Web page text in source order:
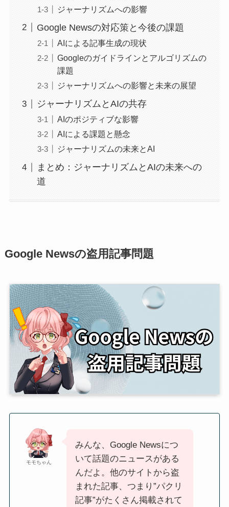
ジャーナリズムへの影響
Google Newsの対応策と今後の課題
AIによる記事生成の現状
Googleのガイドラインとアルゴリズムの
課題
ジャーナリズムへの影響と未来の展望
ジャーナリズムとAIの共存
AIのポジティブな影響
AIによる課題と懸念
ジャーナリズムの未来とAI
まとめ：ジャーナリズムとAIの未来への
道
Google Newsの盗用記事問題
モモちゃん
みんな、Google Newsにつ
いて話題のニュースがある
んだよ。他のサイトから盗
まれた記事、つまり”パクリ
記事”がたくさん掲載されて